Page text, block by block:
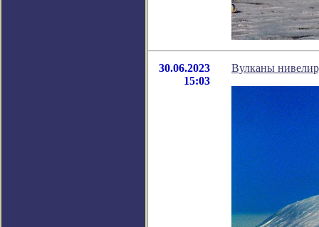
30.06.2023
15:03
Вулканы